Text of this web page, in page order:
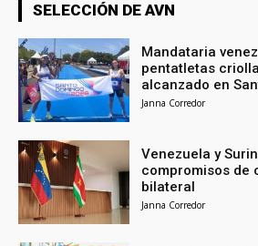
SELECCIÓN DE AVN
Mandataria
pentatletas
alcanzado en
Janna Corredor
Venezuela y
compromisos de
bilateral
Janna Corredor